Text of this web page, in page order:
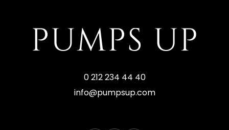
0 212 234 44 40
info@pumpsup.com